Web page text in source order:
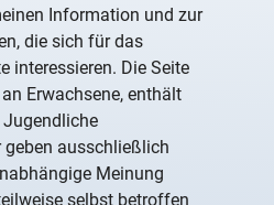
Information und zur
die sich für das
interessieren. Die Seite
Erwachsene, enthält
Jugendliche
geben ausschließlich
Meinung
selbst betroffen